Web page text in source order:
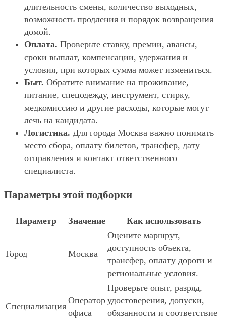
длительность смены, количество выходных,
возможность продления и порядок возвращения
домой.
Оплата. Проверьте ставку, премии, авансы,
сроки выплат, компенсации, удержания и
условия, при которых сумма может измениться.
Быт. Обратите внимание на проживание,
питание, спецодежду, инструмент, стирку,
медкомиссию и другие расходы, которые могут
лечь на кандидата.
Логистика. Для города Москва важно понимать
место сбора, оплату билетов, трансфер, дату
отправления и контакт ответственного
специалиста.
Параметры этой подборки
Параметр Значение Как использовать
Город Москва
Оцените маршрут,
доступность объекта,
трансфер, оплату дороги и
региональные условия.
Специализация
Оператор
офиса
Проверьте опыт, разряд,
удостоверения, допуски,
обязанности и соответствие